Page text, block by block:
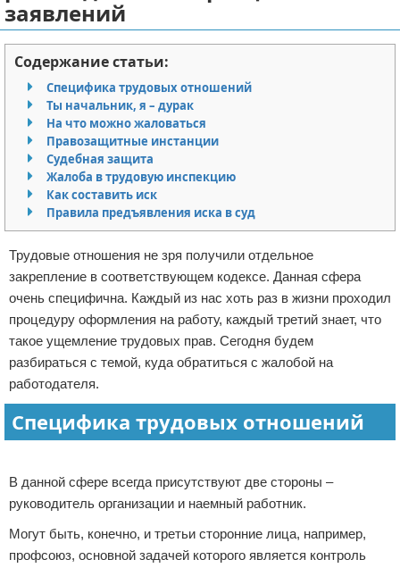
Миграционное право
Административное право
Пенсия, пособия и льготы
Семейное право
Льготы и компенсации
Наследство и завещания
Медицинское право
Уголовное право
Нотариат в РФ
Земельное право
Право собственности
Судопроизводство
Защита прав потребителей
Отказ от ответственности
заявлений
Содержание статьи:
Специфика трудовых отношений
Ты начальник, я – дурак
На что можно жаловаться
Правозащитные инстанции
Судебная защита
Жалоба в трудовую инспекцию
Как составить иск
Правила предъявления иска в суд
Трудовые отношения не зря получили отдельное
закрепление в соответствующем кодексе. Данная сфера
очень специфична. Каждый из нас хоть раз в жизни проходил
процедуру оформления на работу, каждый третий знает, что
такое ущемление трудовых прав. Сегодня будем
разбираться с темой, куда обратиться с жалобой на
работодателя.
Специфика трудовых отношений
В данной сфере всегда присутствуют две стороны –
руководитель организации и наемный работник.
Могут быть, конечно, и третьи сторонние лица, например,
профсоюз, основной задачей которого является контроль